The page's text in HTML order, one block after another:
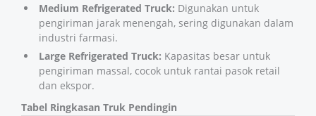
Medium Refrigerated Truck: Digunakan untuk
pengiriman jarak menengah, sering digunakan dalam
industri farmasi.
Large Refrigerated Truck: Kapasitas besar untuk
pengiriman massal, cocok untuk rantai pasok retail
dan ekspor.
Tabel Ringkasan Truk Pendingin